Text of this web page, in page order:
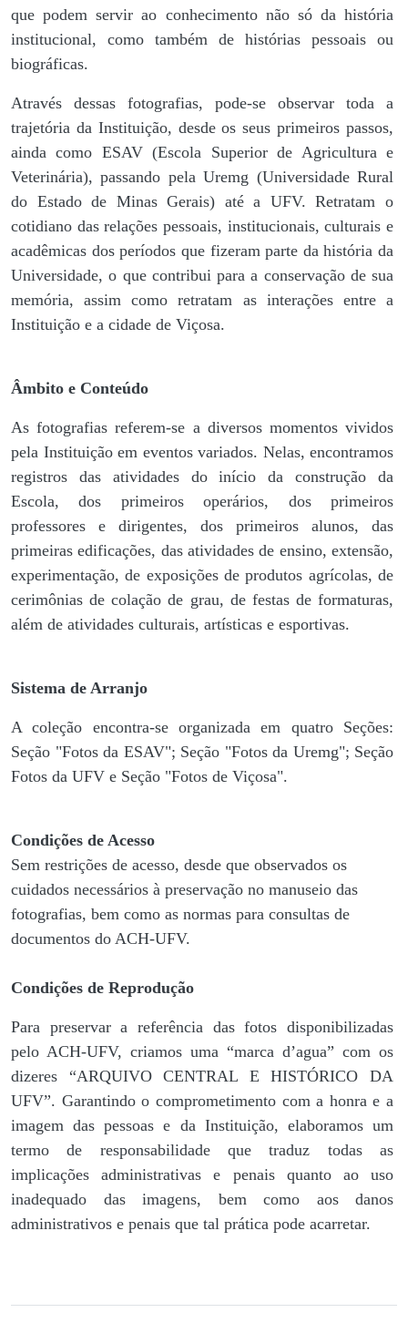
que podem servir ao conhecimento não só da história
institucional, como também de histórias pessoais ou
biográficas.
Através dessas fotografias, pode-se observar toda a
trajetória da Instituição, desde os seus primeiros passos,
ainda como ESAV (Escola Superior de Agricultura e
Veterinária), passando pela Uremg (Universidade Rural
do Estado de Minas Gerais) até a UFV. Retratam o
cotidiano das relações pessoais, institucionais, culturais e
acadêmicas dos períodos que fizeram parte da história da
Universidade, o que contribui para a conservação de sua
memória, assim como retratam as interações entre a
Instituição e a cidade de Viçosa.
Âmbito e Conteúdo
As fotografias referem-se a diversos momentos vividos
pela Instituição em eventos variados. Nelas, encontramos
registros das atividades do início da construção da
Escola, dos primeiros operários, dos primeiros
professores e dirigentes, ​dos primeiros alunos, das
primeiras edificações, das atividades de ensino, extensão,
experimentação, de exposições de produtos agrícolas, de
cerimônias de colação de grau, de festas de formaturas,
além de atividades culturais, artísticas e esportivas.
Sistema de Arranjo
A coleção encontra-se organizada em quatro Seções:
Seção "Fotos da ESAV"; Seção "Fotos da Uremg"; Seção
Fotos da UFV e Seção "Fotos de Viçosa".
Condições de Acesso
Sem restrições de acesso, desde que observados os
cuidados necessários à preservação no manuseio das
fotografias, bem como as normas para consultas de
documentos do ACH-UFV.
Condições de Reprodução
Para preservar a referência das fotos disponibilizadas
pelo ACH-UFV, criamos uma “marca d’agua” com os
dizeres “ARQUIVO CENTRAL E HISTÓRICO DA
UFV”. Garantindo o comprometimento com a honra e a
imagem das pessoas e da Instituição, elaboramos um
termo de responsabilidade que traduz todas as
implicações administrativas e penais quanto ao uso
inadequado das imagens, bem como aos danos
administrativos e penais que tal prática pode acarretar.